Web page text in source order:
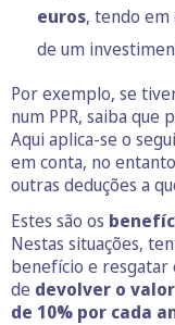
euros, tendo
de um
Por exemplo, se
num PPR, saiba que
Aqui aplica-se o
em conta, no
outras deduções a
Estes são os
Nestas situações,
benefício e resgatar
de devolver o
de 10% por cada